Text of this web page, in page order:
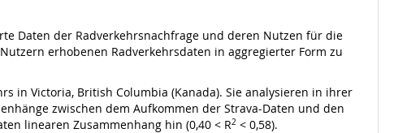
Daten der Radverkehrsnachfrage und deren Nutzen für die
erhobenen Radverkehrsdaten in aggregierter Form zu
in Victoria, British Columbia (Kanada). Sie analysieren in ihrer
zwischen dem Aufkommen der Strava-Daten und den
linearen Zusammen­hang hin (0,40 < R2 < 0,58).